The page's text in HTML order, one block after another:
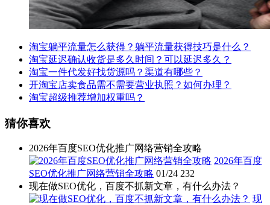
淘宝躺平流量怎么获得？躺平流量获得技巧是什么？
淘宝延迟确认收货是多久时间？可以延迟多久？
淘宝一件代发好找货源吗？渠道有哪些？
开淘宝店卖食品需不需要营业执照？如何办理？
淘宝超级推荐增加权重吗？
猜你喜欢
2026年百度SEO优化推广网络营销全攻略
2026年百度
SEO优化推广网络营销全攻略 01/24 232
现在做SEO优化，百度不抓新文章，有什么办法？
现